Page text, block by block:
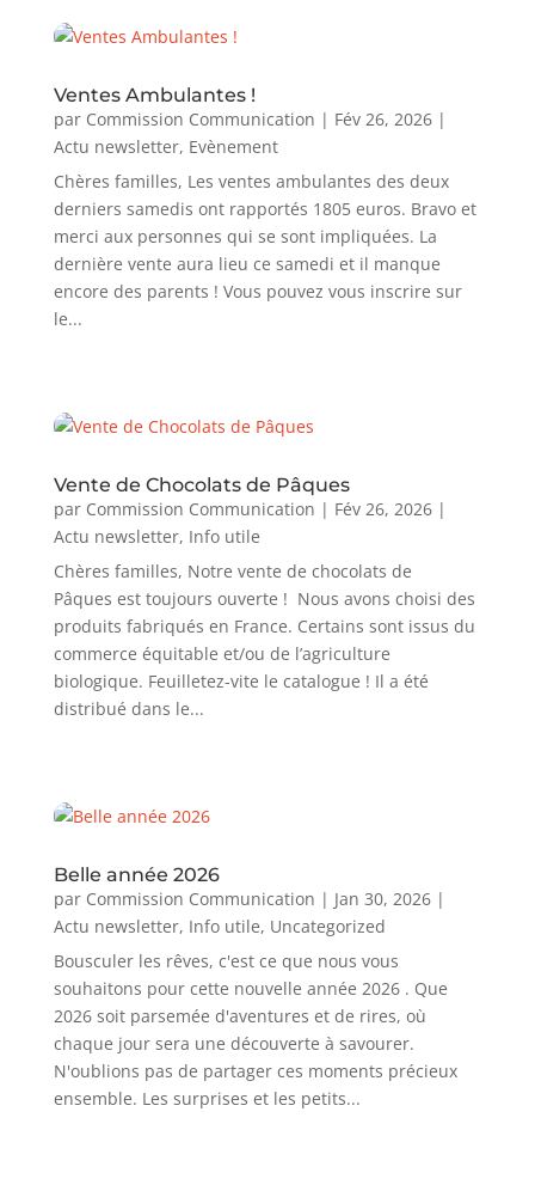
Ventes Ambulantes !
par Commission Communication | Fév 26, 2026|
Actu newsletter, Evènement
Chères familles, Les ventes ambulantes des deux
derniers samedis ont rapportés 1805 euros. Bravo et
merci aux personnes qui se sont impliquées. La
dernière vente aura lieu ce samedi et il manque
encore des parents ! Vous pouvez vous inscrire sur
le...
Vente de Chocolats de Pâques
par Commission Communication | Fév 26, 2026|
Actu newsletter, Info utile
Chères familles, Notre vente de chocolats de
Pâques est toujours ouverte ! Nous avons choisi des
produits fabriqués en France. Certains sont issus du
commerce équitable et/ou de l’agriculture
biologique. Feuilletez-vite le catalogue ! Il a été
distribué dans le...
Belle année 2026
par Commission Communication | Jan 30, 2026|
Actu newsletter, Info utile, Uncategorized
Bousculer les rêves, c'est ce que nous vous
souhaitons pour cette nouvelle année 2026 . Que
2026 soit parsemée d'aventures et de rires, où
chaque jour sera une découverte à savourer.
N'oublions pas de partager ces moments précieux
ensemble. Les surprises et les petits...